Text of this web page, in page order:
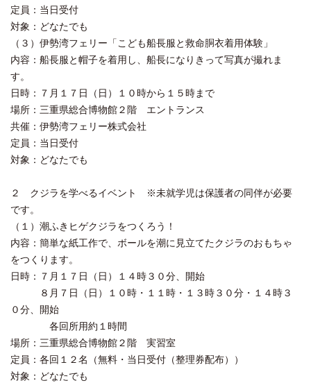
定員：当日受付
対象：どなたでも
（３）伊勢湾フェリー「こども船長服と救命胴衣着用体験」
内容：船長服と帽子を着用し、船長になりきって写真が撮れま
す。
日時：７月１７日（日）１０時から１５時まで
場所：三重県総合博物館２階 エントランス
共催：伊勢湾フェリー株式会社
定員：当日受付
対象：どなたでも
２ クジラを学べるイベント ※未就学児は保護者の同伴が必要
です。
（１）潮ふきヒゲクジラをつくろう！
内容：簡単な紙工作で、ボールを潮に見立てたクジラのおもちゃ
をつくります。
日時：７月１７日（日）１４時３０分、開始
８月７日（日）１０時・１１時・１３時３０分・１４時３
０分、開始
各回所用約１時間
場所：三重県総合博物館２階 実習室
定員：各回１２名（無料・当日受付（整理券配布））
対象：どなたでも